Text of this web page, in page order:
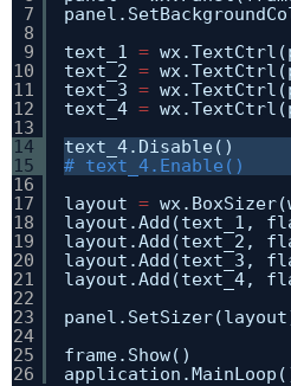
7
8
9
10
11
12
13
14
15
16
17
18
19
20
21
22
23
24
25
26
text_1 =
text_2 =
text_3 =
text_4 =
text_4.Disable()
# text_4.Enable()
layout =
layout.Add(text_1,
layout.Add(text_2,
layout.Add(text_3,
layout.Add(text_4,
frame.Show()